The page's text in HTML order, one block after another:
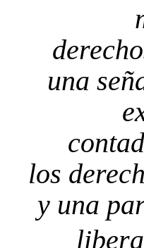
una
los
y una